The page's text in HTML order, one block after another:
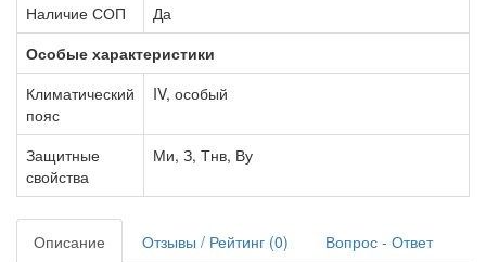
Наличие СОП
Да
Особые характеристики
Климатический
пояс
IV, особый
Защитные
свойства
Ми, З, Тнв, Ву
Описание Отзывы / Рейтинг (0)
Вопрос - Ответ